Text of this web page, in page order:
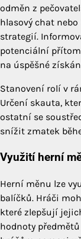
odměn z
hlasový chat
strategií.
potenciální
na úspěšné
Stanovení rolí v
Určení skauta,
ostatní se
snížit zmatek
Využití herní
Herní měnu lze
balíčků. Hráči
které zlepšují
hodnoty